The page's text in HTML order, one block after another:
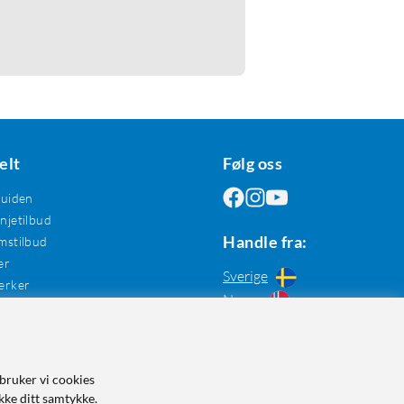
Følg oss
Handle fra:
Sverige
Norge
vi cookies
ditt samtykke.